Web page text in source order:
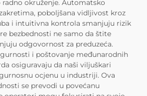
okruženje. Automatsko
poboljšana vidljivost kroz
i intuitivna kontrola smanjuju rizik
bezbednosti ne samo da štite
odgovornost za preduzeća.
i poštovanje međunarodnih
osiguravaju da naši viljuškari
ocjenu u industriji. Ova
se prevodi u povećanu